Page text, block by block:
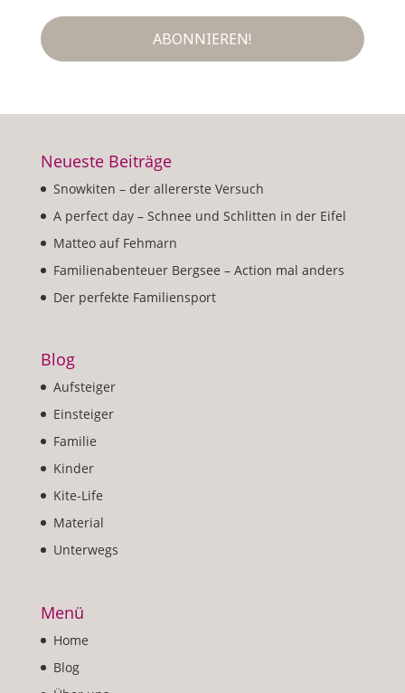
Neueste Beiträge
Snowkiten – der allererste Versuch
A perfect day – Schnee und Schlitten in der Eifel
Matteo auf Fehmarn
Familienabenteuer Bergsee – Action mal anders
Der perfekte Familiensport
Blog
Aufsteiger
Einsteiger
Familie
Kinder
Kite-Life
Material
Unterwegs
Menü
Home
Blog